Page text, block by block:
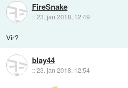
FireSnake
::23. jan 2018, 12:49
Vir?
blay44
::23. jan 2018, 12:54